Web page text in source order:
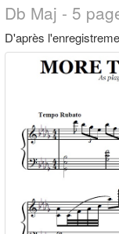
Db Maj - 5
D'après